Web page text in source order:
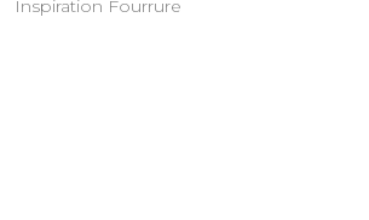
Inspiration Fourrure